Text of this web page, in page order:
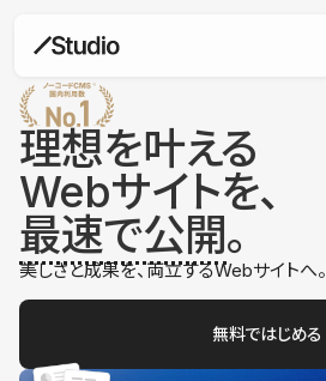
理想を叶える
Webサイトを、
最速で公開。
美しさと成果を、両立するWebサイトへ。
無料ではじめる